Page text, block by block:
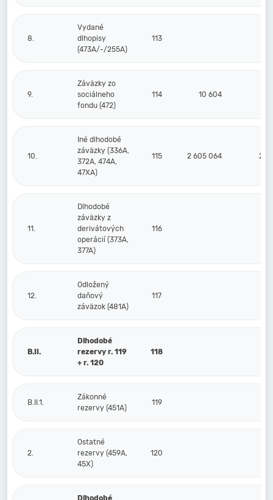
8.
Vydané
dlhopisy
(473A/-/255A)
113
9.
Záväzky zo
sociálneho
fondu (472)
114 10 604
10.
Iné dlhodobé
záväzky (336A,
372A, 474A,
47XA)
115 2 605 064 2
11.
Dlhodobé
záväzky z
derivátových
operácií (373A,
377A)
116
12.
Odložený
daňový
záväzok (481A)
117
B.II.
Dlhodobé
rezervy r. 119
+ r. 120
118
B.II.1.
Zákonné
rezervy (451A)
119
2.
Ostatné
rezervy (459A,
45X)
120
Dlhodobé